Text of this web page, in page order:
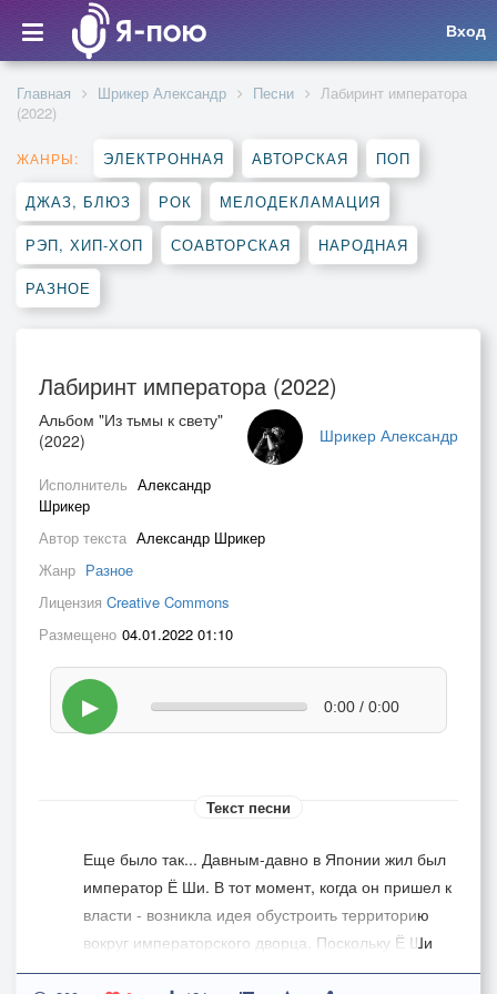
Вход
Главная Шрикер Александр Песни
Лабиринт императора
(2022)
ЖАНРЫ: ЭЛЕКТРОННАЯ АВТОРСКАЯ ПОП
ДЖАЗ, БЛЮЗ РОК МЕЛОДЕКЛАМАЦИЯ
РЭП, ХИП-ХОП СОАВТОРСКАЯ НАРОДНАЯ
РАЗНОЕ
Лабиринт императора (2022)
Шрикер Александр
Альбом "Из тьмы к свету"
(2022)
Исполнитель Александр
Шрикер
Автор текста Александр Шрикер
Жанр Разное
Лицензия Creative Commons
Размещено 04.01.2022 01:10
▶ 0:00 / 0:00
Текст песни
Еще было так... Давным-давно в Японии жил был
император Ё Ши. В тот момент, когда он пришел к
власти - возникла идея обустроить территорию
вокруг императорского дворца. Поскольку Ё Ши
был креативным мыслителем, то он решил